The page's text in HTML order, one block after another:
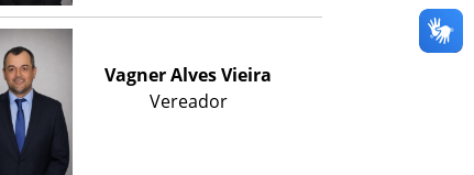
Vagner Alves Vieira
Vereador